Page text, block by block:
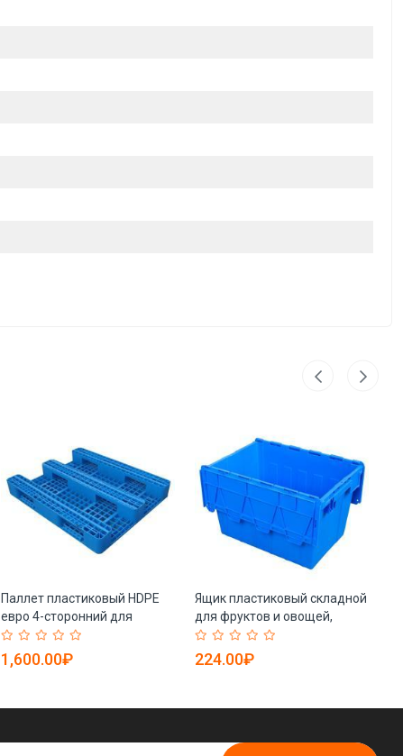
Паллет пластиковый HDPE
евро 4-сторонний для
склада (арт. 25-5081733)
1,600.00₽
Ящик пластиковый складной
для фруктов и овощей,
штабелируемый (арт. 25-
5081628)
224.00₽